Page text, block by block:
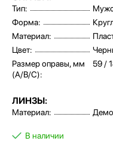
Тип:
Форма:
Материал:
Цвет:
Размер оправы, мм
(A/B/C):
59 /
ЛИНЗЫ:
Материал:
В наличии